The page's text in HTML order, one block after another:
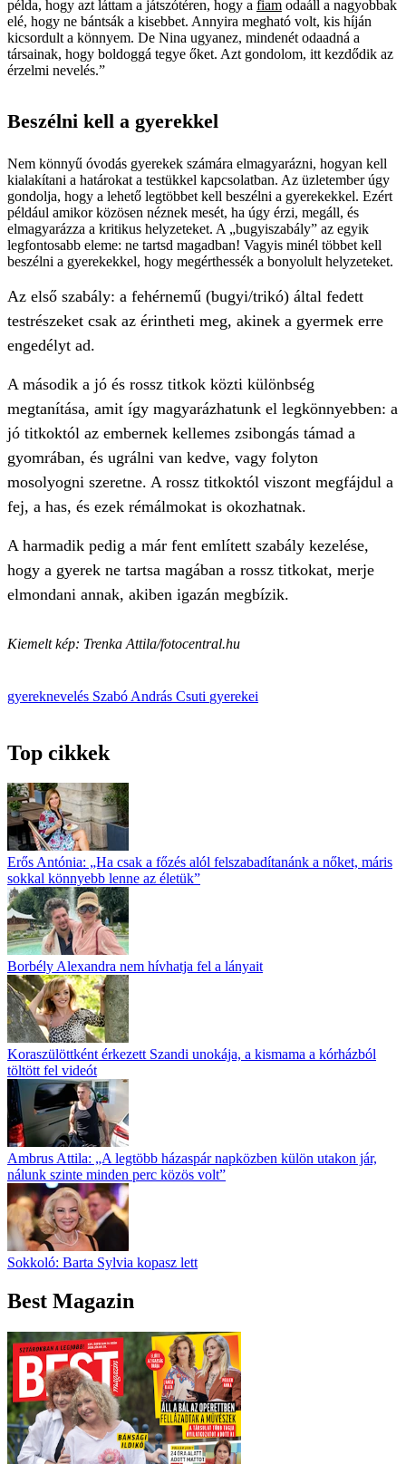
példa, hogy azt láttam a játszótéren, hogy a fiam odaáll a nagyobbak
elé, hogy ne bántsák a kisebbet. Annyira megható volt, kis híján
kicsordult a könnyem. De Nina ugyanez, mindenét odaadná a
társainak, hogy boldoggá tegye őket. Azt gondolom, itt kezdődik az
érzelmi nevelés.”
Beszélni kell a gyerekkel
Nem könnyű óvodás gyerekek számára elmagyarázni, hogyan kell
kialakítani a határokat a testükkel kapcsolatban. Az üzletember úgy
gondolja, hogy a lehető legtöbbet kell beszélni a gyerekekkel. Ezért
például amikor közösen néznek mesét, ha úgy érzi, megáll, és
elmagyarázza a kritikus helyzeteket. A „bugyiszabály” az egyik
legfontosabb eleme: ne tartsd magadban! Vagyis minél többet kell
beszélni a gyerekekkel, hogy megérthessék a bonyolult helyzeteket.
Az első szabály: a fehérnemű (bugyi/trikó) által fedett
testrészeket csak az érintheti meg, akinek a gyermek erre
engedélyt ad.
A második a jó és rossz titkok közti különbség
megtanítása, amit így magyarázhatunk el legkönnyebben: a
jó titkoktól az embernek kellemes zsibongás támad a
gyomrában, és ugrálni van kedve, vagy folyton
mosolyogni szeretne. A rossz titkoktól viszont megfájdul a
fej, a has, és ezek rémálmokat is okozhatnak.
A harmadik pedig a már fent említett szabály kezelése,
hogy a gyerek ne tartsa magában a rossz titkokat, merje
elmondani annak, akiben igazán megbízik.
Kiemelt kép: Trenka Attila/fotocentral.hu
gyereknevelés Szabó András Csuti gyerekei
Top cikkek
Erős Antónia: „Ha csak a főzés alól fel­szabadítanánk a nőket, máris
sokkal könnyebb lenne az életük”
Borbély Alexandra nem hívhatja fel a lányait
Koraszülöttként érkezett Szandi unokája, a kismama a kórházból
töltött fel videót
Ambrus Attila: „A legtöbb házaspár napközben külön utakon jár,
nálunk szinte minden perc közös volt”
Sokkoló: Barta Sylvia kopasz lett
Best Magazin